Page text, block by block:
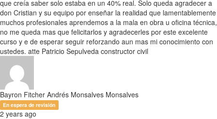
que creía saber solo estaba en un 40% real. Solo queda agradecer a
don Cristian y su equipo por enseñar la realidad que lamentablemente
muchos profesionales aprendemos a la mala en obra u oficina técnica,
no me queda mas que felicitarlos y agradecerles por este excelente
curso y e de esperar seguir reforzando aun mas mi conocimiento con
ustedes. atte Patricio Sepulveda constructor civil
Bayron Fitcher Andrés Monsalves Monsalves
En espera de revisión
2 years ago